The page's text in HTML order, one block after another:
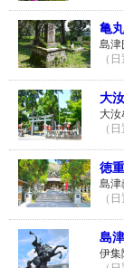
亀
島津
（
大
大
（
徳
島津
（
島
伊集